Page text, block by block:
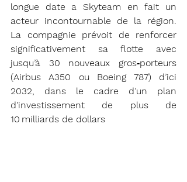
longue date a Skyteam en fait un
acteur incontournable de la région.
La compagnie prévoit de renforcer
significativement sa flotte avec
jusqu’à 30 nouveaux gros‑porteurs
(Airbus A350 ou Boeing 787) d’ici
2032, dans le cadre d’un plan
d’investissement de plus de
10 milliards de dollars